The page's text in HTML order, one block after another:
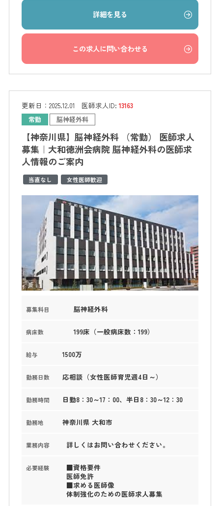
詳細を見る
この求人に問い合わせる
更新日： 2025.12.01 医師求人ID:13163
常勤 脳神経外科
【神奈川県】脳神経外科 （常勤） 医師求人
募集｜大和徳洲会病院 脳神経外科の医師求
人情報のご案内
当直なし 女性医師歓迎
募集科目 脳神経外科
病床数 199床（一般病床数：199）
給与 1500万
勤務日数 応相談（女性医師育児週4日～）
勤務時間 日勤8：30～17：00、半日8：30～12：30
勤務地 神奈川県 大和市
業務内容 詳しくはお問い合わせください。
必要経験
■資格要件
医師免許
■求める医師像
体制強化のための医師求人募集